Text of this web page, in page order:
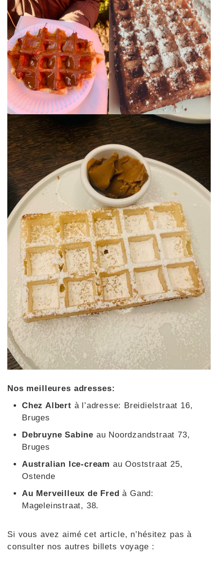
Nos meilleures adresses:
Chez Albert à l’adresse: Breidielstraat 16,
Bruges
Debruyne Sabine au Noordzandstraat 73,
Bruges
Australian Ice-cream au Ooststraat 25,
Ostende
Au Merveilleux de Fredà Gand:
Mageleinstraat, 38.
Si vous avez aimé cet article, n’hésitez pas à
consulter nos autres billets voyage :